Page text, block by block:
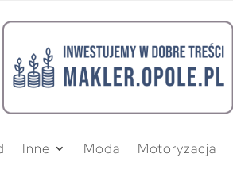
Inne Moda Motoryzacja